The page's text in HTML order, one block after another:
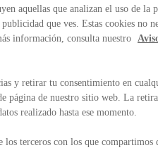
aquellas que analizan el uso de la
que ves. Estas cookies no
información, consulta nuestro
y retirar tu consentimiento en
página de nuestro sitio web. La
realizado hasta ese momento.
los terceros con los que compartimos